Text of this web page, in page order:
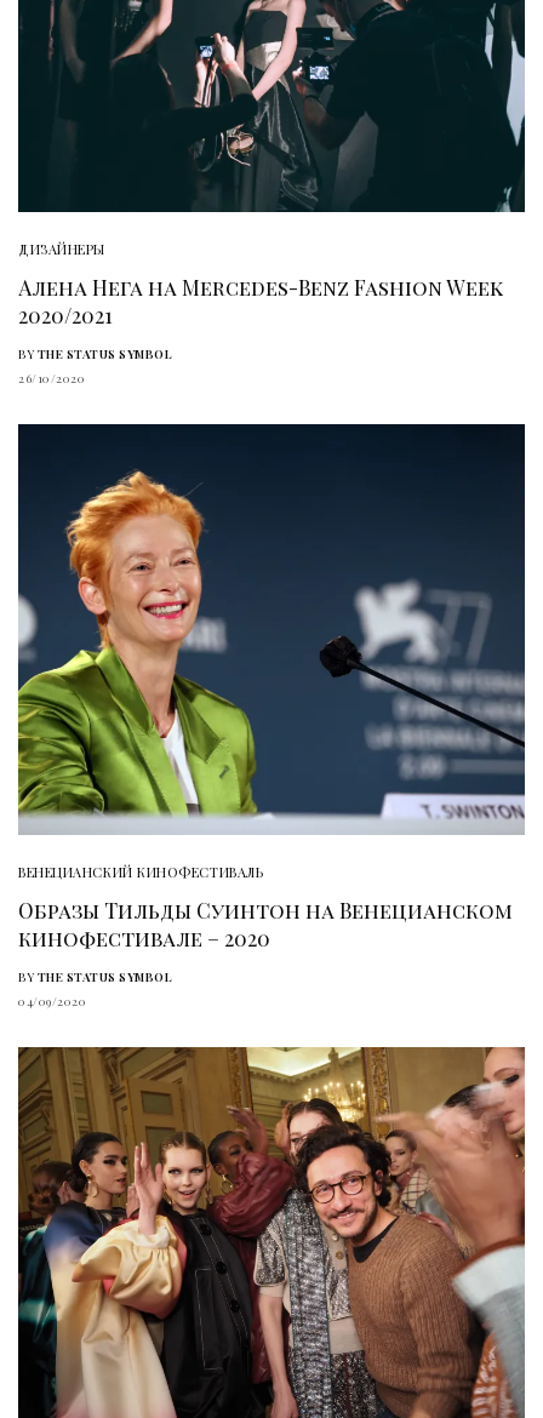
ДИЗАЙНЕРЫ
Алена Нега на Mercedes-Benz Fashion Week
2020/2021
BY THE STATUS SYMBOL
26/10/2020
ВЕНЕЦИАНСКИЙ КИНОФЕСТИВАЛЬ
Образы Тильды Суинтон на Венецианском
кинофестивале – 2020
BY THE STATUS SYMBOL
04/09/2020